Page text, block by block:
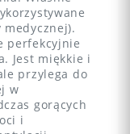
perfekcyjnie
Jest miękkie i
przylega do
w
gorących
i